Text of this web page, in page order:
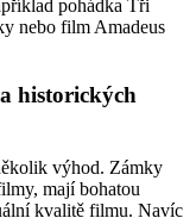
pohádka Tři
nebo film Amadeus
historických
výhod. Zámky
mají bohatou
kvalitě filmu. Navíc